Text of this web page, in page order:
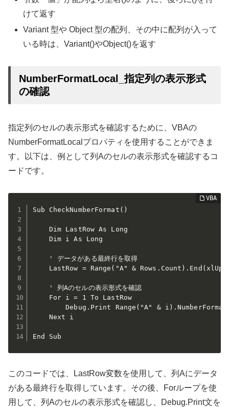
けて返す
Variant 型や Object 型の配列、その中に配列が入って
いる時は、Variant()やObject()を返す
NumberFormatLocal_指定列の表示形式
の確認
指定列のセルの表示形式を確認するために、VBAの
NumberFormatLocalプロパティを使用することができま
す。以下は、例として列Aのセルの表示形式を確認するコ
ードです。
Sub CheckNumberFormat()
    Dim LastRow As Long
    Dim i As Long
    ' データがある最終行を取得
LastRow = Range("A" &
    ' 列Aのセルの表示形式を確認
    For i = 1 To LastRow
Debug.Print Range("A" &
    Next i
End Sub
このコードでは、LastRow変数を使用して、列Aにデータ
がある最終行を取得しています。その後、Forループを使
用して、列Aのセルの表示形式を確認し、Debug.Print文を